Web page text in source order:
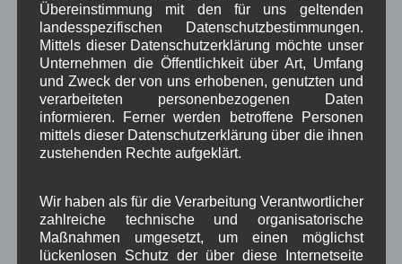
Bauernregel im August
Oswaldtag muß trocken sein, sonst wird teuer Korn und Wein.
5. August
WBEbeiÜber uns
Josef Otler, Verein fürr Geschichtebei Über uns
Übereinstimmung mit den für uns geltenden
landesspezifischen Datenschutzbestimmungen.
Mittels dieser Datenschutzerklärung möchte unser
Unternehmen die Öffentlichkeit über Art, Umfang
und Zweck der von uns erhobenen, genutzten und
verarbeiteten personenbezogenen Daten
informieren. Ferner werden betroffene Personen
mittels dieser Datenschutzerklärung über die ihnen
zustehenden Rechte aufgeklärt.
Wir haben als für die Verarbeitung Verantwortlicher
zahlreiche technische und organisatorische
Maßnahmen umgesetzt, um einen möglichst
lückenlosen Schutz der über diese Internetseite